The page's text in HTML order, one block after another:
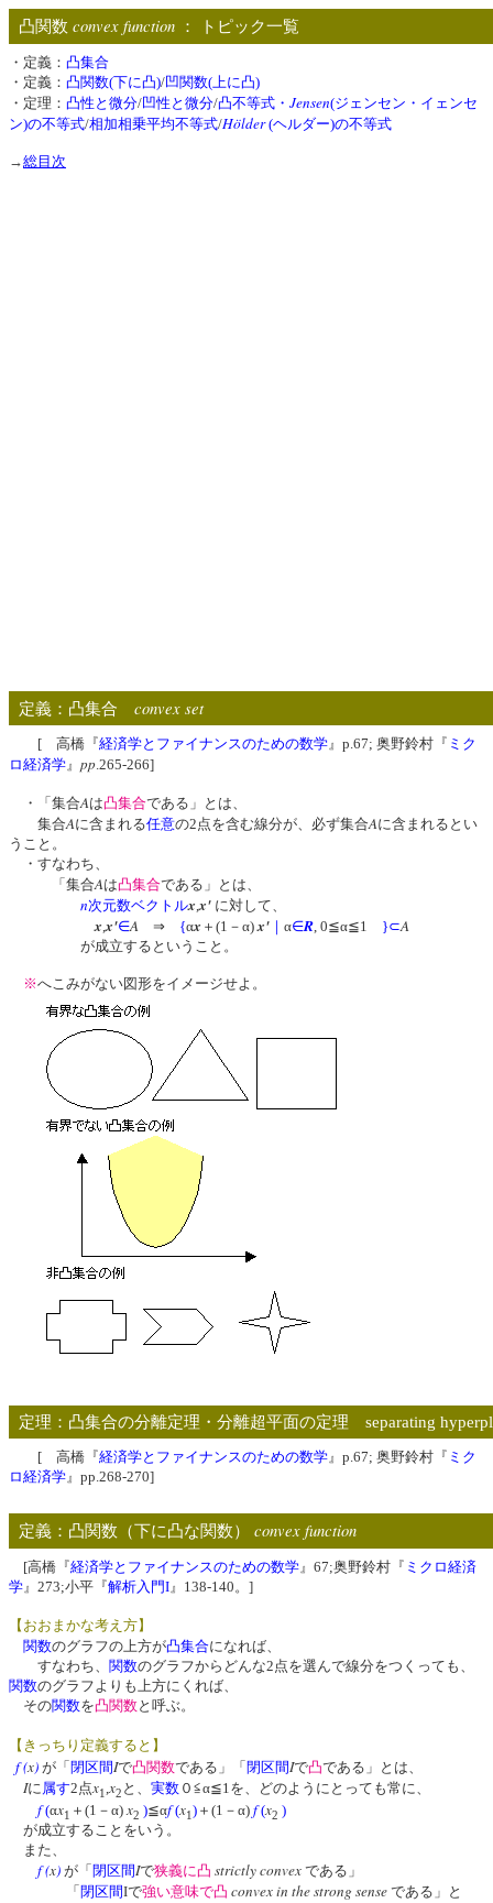
凸関数convex function ： トピック一覧
・定義： 凸集合
・定義： 凸関数(下に凸)/凹関数(上に凸)
・定理： 凸性と微分/凹性と微分/凸不等式・ Jensen(ジェンセン・イェンセ
ン)の不等式/相加相乗平均不等式/Hölder(ヘルダー)の不等式
→総目次
定義：凸集合convex set
[ 高橋『経済学とファイナンスのための数学』p.67; 奥野鈴村『 ミク
ロ経済学』 pp.265-266]
・「集合Aは凸集合である」とは、
集合Aに含まれる任意の2点を含む線分が、必ず集合Aに含まれるとい
うこと。
・すなわち、
「集合Aは凸集合である」とは、
n次元数ベクトルx,x' に対して、
x,x'∈A ⇒ {αx ＋(1－α)x' ｜ α∈R, 0≦α≦1 }⊂A
が成立するということ。
※へこみがない図形をイメージせよ。
定理：凸集合の分離定理・分離超平面の定理 separating
[ 高橋『経済学とファイナンスのための数学 』p.67; 奥野鈴村『 ミク
ロ経済学 』pp.268-270]
定義：凸関数（下に凸な関数）convex function
[高橋『経済学とファイナンスのための数学 』67;奥野鈴村『 ミクロ経済
学 』273;小平『解析入門I 』138-140。]
【おおまかな考え方】
関数のグラフの上方が凸集合になれば、
すなわち、 関数のグラフからどんな2点を選んで線分をつくっても、
関数のグラフよりも上方にくれば、
その関数を凸関数と呼ぶ。
【きっちり定義すると】
f(x) が「 閉区間Iで凸関数である」「 閉区間Iで凸である」とは、
Iに 属す2点x1 x2 と、 実数 ０≦α≦1を、どのようにとっても常に、
f (αx1 ＋(1－α) x2 )≦αf (x1) ＋(1－α) f (x2 )
が成立することをいう。
また、
f(x) が「 閉区間Iで狭義に凸 strictly convex である」
「 閉区間Iで強い意味で凸 convex in the strong sense である」と